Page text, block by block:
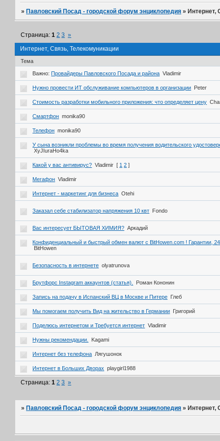
» Павловский Посад - городской форум энциклопедия » Интернет,
Интернет, Связь, Телекомуникации
Страница:1 2 3 »
Тема
Важно: Провайдеры Павловского Посада и района Vladimir
Нужно провести ИТ обслуживание компьютеров в организации Peter
Стоимость разработки мобильного приложения: что определяет цену
Смартфон monika90
Телефон monika90
У сына возникли проблемы во время получения водительского
XyJIuraHo4ka
Какой у вас антивирус? Vladimir [ 1 2 ]
Мегафон Vladimir
Интернет - маркетинг для бизнеса Otehi
Заказал себе стабилизатор напряжения 10 квт Fondo
Вас интересует БЫТОВАЯ ХИМИЯ? Аркадий
Конфиденциальный и быстрый обмен валют с BitHowen.com ! Гарантии,
BitHowen
Безопасность в интернете olyatrunova
Брутфорс Instagram аккаунтов (статья). Роман Кононин
Запись на подачу в Испанский ВЦ в Москве и Питере Глеб
Мы помогаем получить Вид на жительство в Германии Григорий
Поделюсь интернетом и Требуется интернет Vladimir
Нужны рекомендации. Kagami
Интернет без телефона Лягушонок
Интернет в Больших Дворах playgirl1988
Страница:1 2 3 »
» Павловский Посад - городской форум энциклопедия » Интернет,